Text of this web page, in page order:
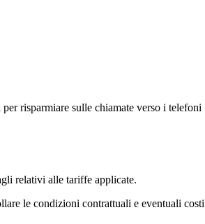
risparmiare sulle chiamate verso i telefoni
relativi alle tariffe applicate.
le condizioni contrattuali e eventuali costi